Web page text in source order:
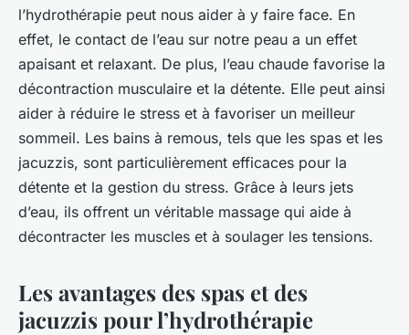
l’hydrothérapie peut nous aider à y faire face. En
effet, le contact de l’eau sur notre peau a un effet
apaisant et relaxant. De plus, l’eau chaude favorise la
décontraction musculaire et la détente. Elle peut ainsi
aider à réduire le stress et à favoriser un meilleur
sommeil. Les bains à remous, tels que les spas et les
jacuzzis, sont particulièrement efficaces pour la
détente et la gestion du stress. Grâce à leurs jets
d’eau, ils offrent un véritable massage qui aide à
décontracter les muscles et à soulager les tensions.
Les avantages des spas et des
jacuzzis pour l’hydrothérapie